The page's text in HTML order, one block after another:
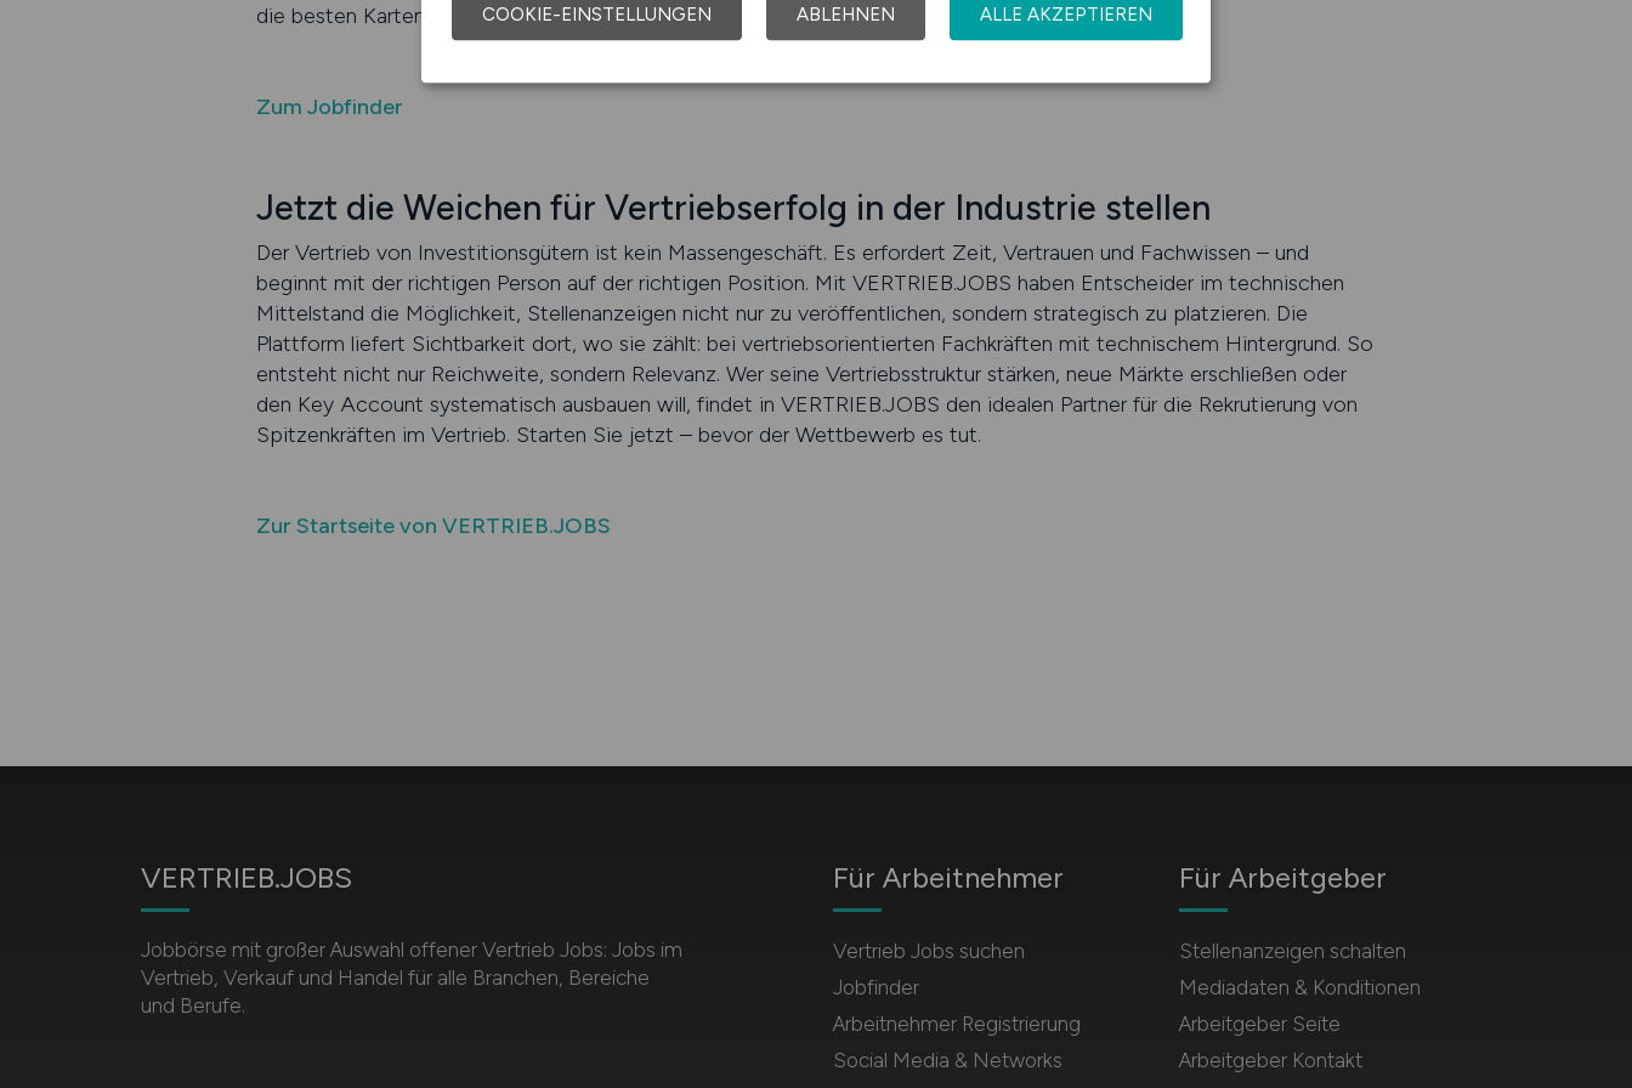
die besten Karten im Kampf um die Talente der Industrie.
Zum Jobfinder
Jetzt die Weichen für Vertriebserfolg in der Industrie stellen
Der Vertrieb von Investitionsgütern ist kein Massengeschäft. Es erfordert Zeit, Vertrauen und Fachwissen – und
beginnt mit der richtigen Person auf der richtigen Position. Mit VERTRIEB.JOBS haben Entscheider im technischen
Mittelstand die Möglichkeit, Stellenanzeigen nicht nur zu veröffentlichen, sondern strategisch zu platzieren. Die
Plattform liefert Sichtbarkeit dort, wo sie zählt: bei vertriebsorientierten Fachkräften mit technischem Hintergrund. So
entsteht nicht nur Reichweite, sondern Relevanz. Wer seine Vertriebsstruktur stärken, neue Märkte erschließen oder
den Key Account systematisch ausbauen will, findet in VERTRIEB.JOBS den idealen Partner für die Rekrutierung von
Spitzenkräften im Vertrieb. Starten Sie jetzt – bevor der Wettbewerb es tut.
Zur Startseite von VERTRIEB.JOBS
VERTRIEB.JOBS
Jobbörse mit großer Auswahl offener Vertrieb Jobs: Jobs im
Vertrieb, Verkauf und Handel für alle Branchen, Bereiche
und Berufe.
Für Arbeitnehmer
Vertrieb Jobs suchen
Jobfinder
Arbeitnehmer Registrierung
Social Media & Networks
Für Arbeitgeber
Stellenanzeigen schalten
Mediadaten & Konditionen
Arbeitgeber Seite
Arbeitgeber Kontakt
COOKIE-EINSTELLUNGEN ABLEHNEN ALLE AKZEPTIEREN